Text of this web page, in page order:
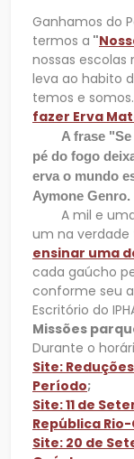
Ganhamos do
termos a "
nossas
leva ao habito
temos e
fazer Erva
A frase
pé do fogo
erva o mundo
Aymone Genro.
A mil e uma
um na verdade
ensinar uma
cada gaúcho
conforme seu
Escritório do
Missões
Durante o
Site: Reduções
Período;
Site: 11 de
República
Site: 20 de